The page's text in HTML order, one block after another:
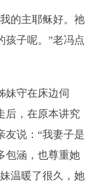
的主耶稣好。祂
孩子呢。”老冯点
妹守在床边伺
后，在原本讲究
友说：“我妻子是
包涵，也尊重她
温暖了很久，她